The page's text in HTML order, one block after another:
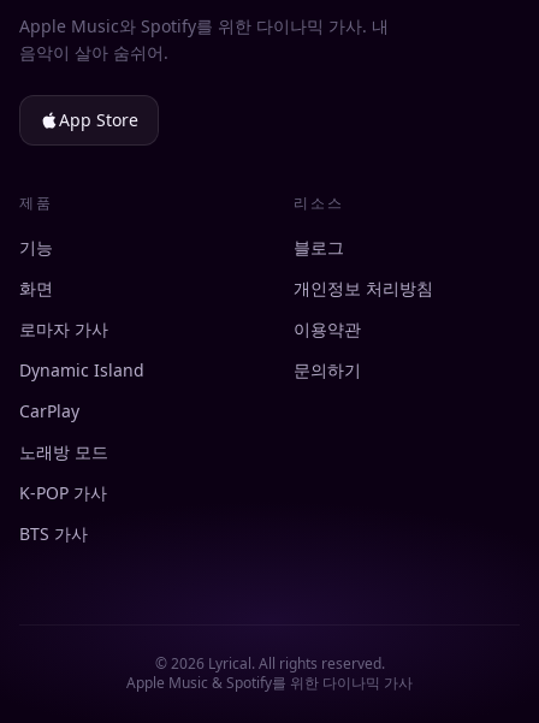
Apple Music와 Spotify를 위한 다이나믹 가사. 내
음악이 살아 숨쉬어.
App Store
제품
기능
화면
로마자 가사
Dynamic Island
CarPlay
노래방 모드
K-POP 가사
BTS 가사
리소스
블로그
개인정보 처리방침
이용약관
문의하기
©2026 Lyrical. All rights reserved.
Apple Music & Spotify를 위한 다이나믹 가사